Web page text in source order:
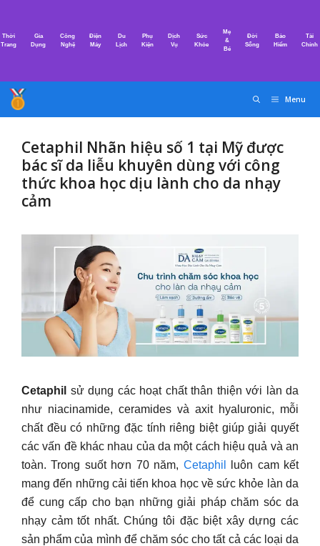
nội
Thời
Trang
Gia
Dụng
Công
Nghệ
Điện
Máy
Du
Lịch
Phụ
Kiện
Dịch
Vụ
Sức
Khỏe
Mẹ
&
Bé
Đời
Sống
Bảo
Hiểm
Tài
Chính
Menu
Cetaphil Nhãn hiệu số 1 tại Mỹ được
bác sĩ da liễu khuyên dùng với công
thức khoa học dịu lành cho da nhạy
cảm
Cetaphil sử dụng các hoạt chất thân thiện với làn da
như niacinamide, ceramides và axit hyaluronic, mỗi
chất đều có những đặc tính riêng biệt giúp giải quyết
các vấn đề khác nhau của da một cách hiệu quả và an
toàn. Trong suốt hơn 70 năm, Cetaphil
luôn cam kết
mang đến những cải tiến khoa học về sức khỏe làn da
để cung cấp cho bạn những giải pháp chăm sóc da
nhạy cảm tốt nhất. Chúng tôi đặc biệt xây dựng các
sản phẩm của mình để chăm sóc cho tất cả các loại da